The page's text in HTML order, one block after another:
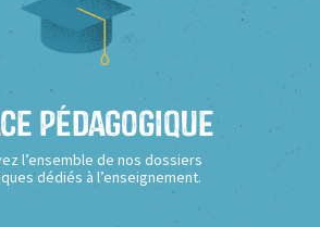
Pédagogique
l’ensemble de nos dossiers
dédiés à l’enseignement.